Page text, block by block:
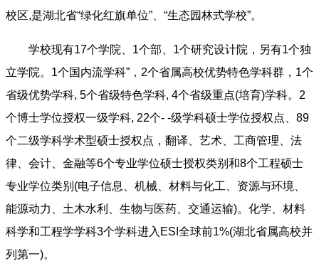
校区,是湖北省“绿化红旗单位”、“生态园林式学校”。
学校现有17个学院、1个部、1个研究设计院，另有1个独
立学院。1个国内流学科”，2个省属高校优势特色学科群，1个
省级优势学科, 5个省级特色学科, 4个省级重点(培育)学科。2
个博士学位授权一级学科, 22个- -级学科硕士学位授权点、89
个二级学科学术型硕士授权点，翻译、艺术、工商管理、法
律、会计、金融等6个专业学位硕士授权类别和8个工程硕士
专业学位类别(电子信息、机械、材料与化工、资源与环境、
能源动力、土木水利、生物与医药、交通运输)。化学、材料
科学和工程学学科3个学科进入ESI全球前1%(湖北省属高校并
列第一)。